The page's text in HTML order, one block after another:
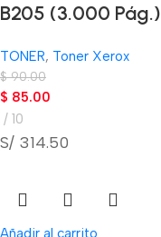
B205 (3.000 Pág.)
TONER, Toner Xerox
$90.00
$ 85.00
10
S/ 314.50
Añadir al carrito